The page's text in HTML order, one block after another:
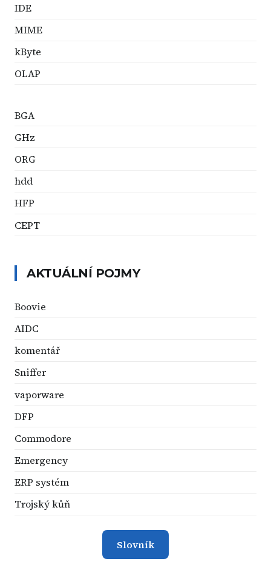
IDE
MIME
kByte
OLAP
BGA
GHz
ORG
hdd
HFP
CEPT
AKTUÁLNÍ POJMY
Boovie
AIDC
komentář
Sniffer
vaporware
DFP
Commodore
Emergency
ERP systém
Trojský kůň
Slovník